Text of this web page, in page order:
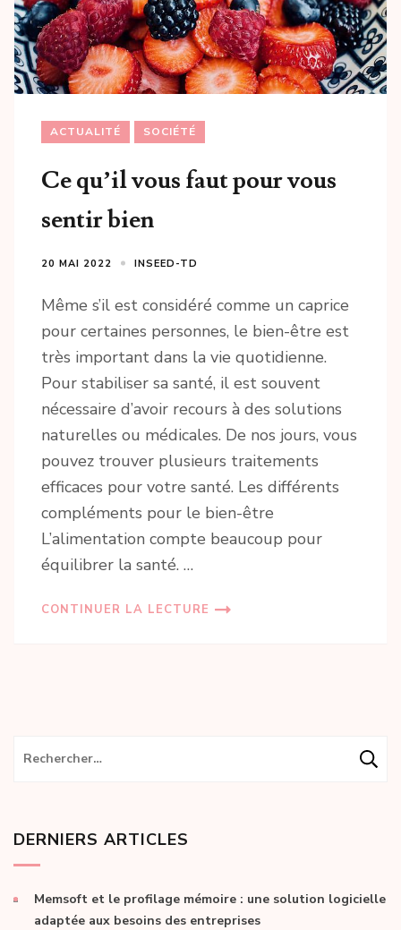
ACTUALITÉ SOCIÉTÉ
Ce qu’il vous faut pour vous
sentir bien
20 MAI 2022 INSEED-TD
Même s’il est considéré comme un caprice
pour certaines personnes, le bien-être est
très important dans la vie quotidienne.
Pour stabiliser sa santé, il est souvent
nécessaire d’avoir recours à des solutions
naturelles ou médicales. De nos jours, vous
pouvez trouver plusieurs traitements
efficaces pour votre santé. Les différents
compléments pour le bien-être
L’alimentation compte beaucoup pour
équilibrer la santé. …
CONTINUER LA LECTURE
Rechercher :
DERNIERS ARTICLES
Memsoft et le profilage mémoire : une solution logicielle
adaptée aux besoins des entreprises